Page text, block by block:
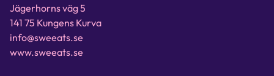
Jägerhorns väg 5
141 75 Kungens Kurva
info@sweeats.se
www.sweeats.se